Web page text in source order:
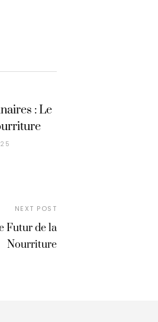
: Le
NEXT POST
Futur de la
Nourriture